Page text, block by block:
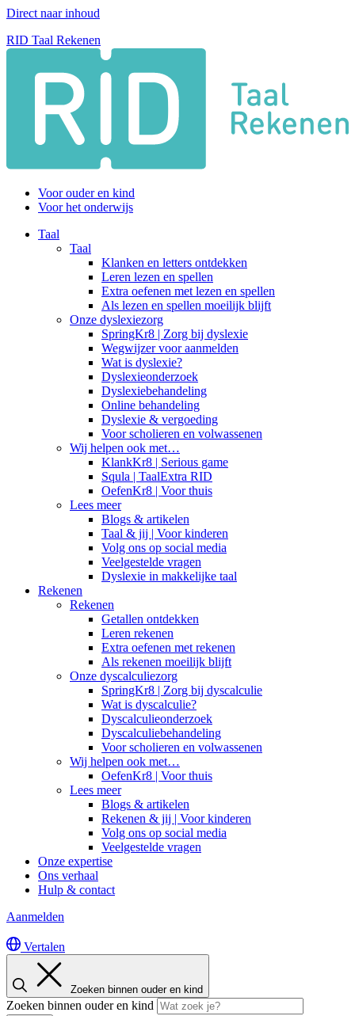
Direct naar inhoud
RID Taal Rekenen
Voor ouder en kind
Voor het onderwijs
Taal
Taal
Klanken en letters ontdekken
Leren lezen en spellen
Extra oefenen met lezen en spellen
Als lezen en spellen moeilijk blijft
Onze dyslexiezorg
SpringKr8 | Zorg bij dyslexie
Wegwijzer voor aanmelden
Wat is dyslexie?
Dyslexieonderzoek
Dyslexiebehandeling
Online behandeling
Dyslexie & vergoeding
Voor scholieren en volwassenen
Wij helpen ook met…
KlankKr8 | Serious game
Squla | TaalExtra RID
OefenKr8 | Voor thuis
Lees meer
Blogs & artikelen
Taal & jij | Voor kinderen
Volg ons op social media
Veelgestelde vragen
Dyslexie in makkelijke taal
Rekenen
Rekenen
Getallen ontdekken
Leren rekenen
Extra oefenen met rekenen
Als rekenen moeilijk blijft
Onze dyscalculiezorg
SpringKr8 | Zorg bij dyscalculie
Wat is dyscalculie?
Dyscalculieonderzoek
Dyscalculiebehandeling
Voor scholieren en volwassenen
Wij helpen ook met…
OefenKr8 | Voor thuis
Lees meer
Blogs & artikelen
Rekenen & jij | Voor kinderen
Volg ons op social media
Veelgestelde vragen
Onze expertise
Ons verhaal
Hulp & contact
Aanmelden
Vertalen
Zoeken binnen ouder en kind
Zoeken binnen ouder en kind